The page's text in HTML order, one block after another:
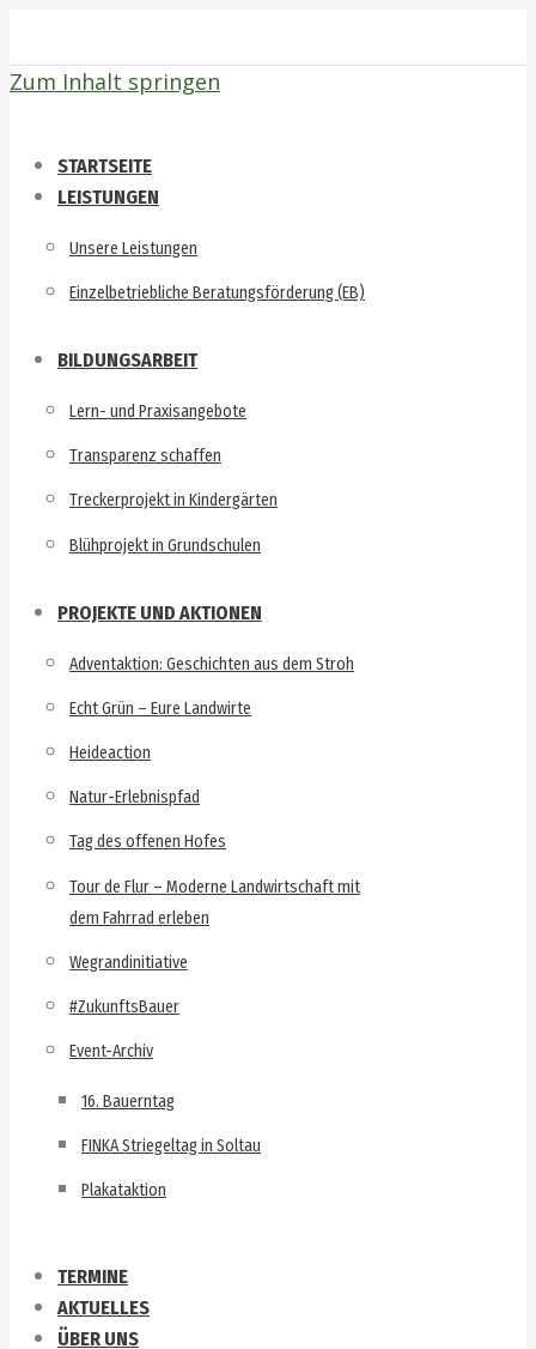
Zum Inhalt springen
STARTSEITE
LEISTUNGEN
Unsere Leistungen
Einzelbetriebliche Beratungsförderung (EB)
BILDUNGSARBEIT
Lern- und Praxisangebote
Transparenz schaffen
Treckerprojekt in Kindergärten
Blühprojekt in Grundschulen
PROJEKTE UND AKTIONEN
Adventaktion: Geschichten aus dem Stroh
Echt Grün – Eure Landwirte
Heideaction
Natur-Erlebnispfad
Tag des offenen Hofes
Tour de Flur – Moderne Landwirtschaft mit
dem Fahrrad erleben
Wegrandinitiative
#ZukunftsBauer
Event-Archiv
16. Bauerntag
FINKA Striegeltag in Soltau
Plakataktion
TERMINE
AKTUELLES
ÜBER UNS